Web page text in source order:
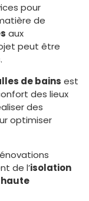
pour
de
aux
peut être
de bains est
des lieux
des
optimiser
de l’isolation